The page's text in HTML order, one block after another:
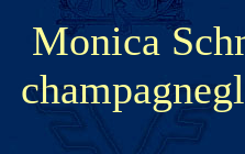
Monica